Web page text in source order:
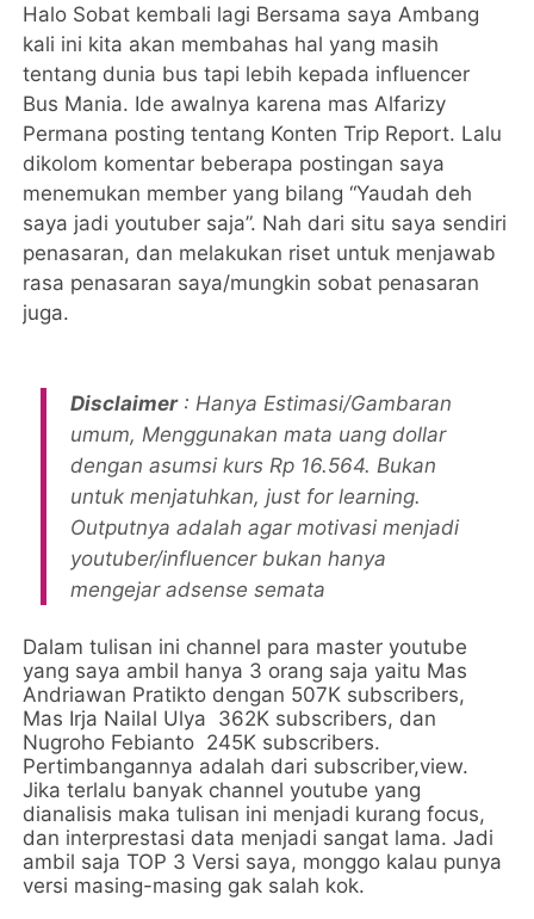
Halo Sobat kembali lagi Bersama saya Ambang
kali ini kita akan membahas hal yang masih
tentang dunia bus tapi lebih kepada influencer
Bus Mania. Ide awalnya karena mas Alfarizy
Permana posting tentang Konten Trip Report. Lalu
dikolom komentar beberapa postingan saya
menemukan member yang bilang “Yaudah deh
saya jadi youtuber saja”. Nah dari situ saya sendiri
penasaran, dan melakukan riset untuk menjawab
rasa penasaran saya/mungkin sobat penasaran
juga.
Disclaimer: Hanya Estimasi/Gambaran
umum, Menggunakan mata uang dollar
dengan asumsi kurs Rp 16.564. Bukan
untuk menjatuhkan, just for learning.
Outputnya adalah agar motivasi menjadi
youtuber/influencer bukan hanya
mengejar adsense semata
Dalam tulisan ini channel para master youtube
yang saya ambil hanya 3 orang saja yaitu Mas
Andriawan Pratikto dengan 507K subscribers,
Mas Irja Nailal Ulya 362K subscribers, dan
Nugroho Febianto 245K subscribers.
Pertimbangannya adalah dari subscriber,view.
Jika terlalu banyak channel youtube yang
dianalisis maka tulisan ini menjadi kurang focus,
dan interprestasi data menjadi sangat lama. Jadi
ambil saja TOP 3 Versi saya, monggo kalau punya
versi masing-masing gak salah kok.